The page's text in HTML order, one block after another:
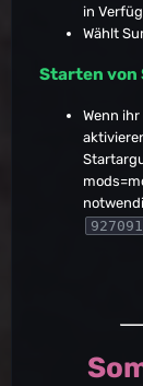
in
Wählt
Starten von
Wenn
927091